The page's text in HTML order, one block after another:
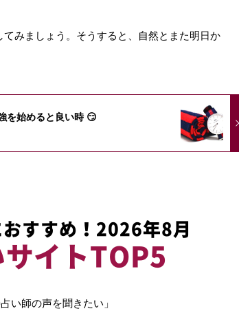
みましょう。そうすると、自然とまた明日か
を始めると良い時 😏
すすめ！2026年8月
イトTOP5
い師の声を聞きたい」